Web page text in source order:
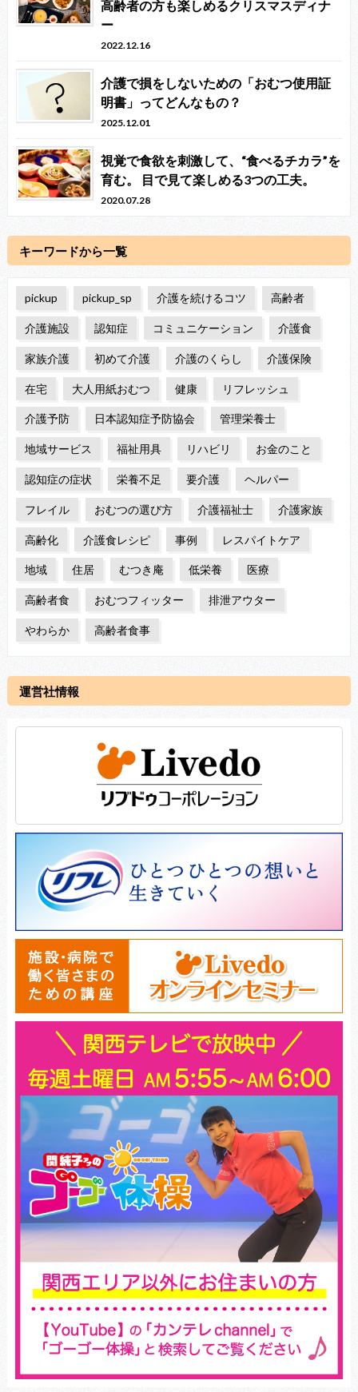
高齢者の方も楽しめるクリスマスディナ
ー
2022.12.16
介護で損をしないための「おむつ使用証
明書」ってどんなもの？
2025.12.01
視覚で食欲を刺激して、“食べるチカラ”を
育む。 目で見て楽しめる3つの工夫。
2020.07.28
キーワードから一覧
pickup pickup_sp 介護を続けるコツ 高齢者
介護施設 認知症 コミュニケーション 介護食
家族介護 初めて介護 介護のくらし 介護保険
在宅 大人用紙おむつ 健康 リフレッシュ
介護予防 日本認知症予防協会 管理栄養士
地域サービス 福祉用具 リハビリ お金のこと
認知症の症状 栄養不足 要介護 ヘルパー
フレイル おむつの選び方 介護福祉士 介護家族
高齢化 介護食レシピ 事例 レスパイトケア
地域 住居 むつき庵 低栄養 医療
高齢者食 おむつフィッター 排泄アウター
やわらか 高齢者食事
運営社情報